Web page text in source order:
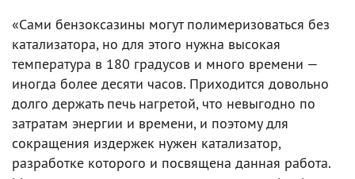
«Сами бензоксазины могут полимеризоваться без
катализатора, но для этого нужна высокая
температура в 180 градусов и много времени —
иногда более десяти часов. Приходится довольно
долго держать печь нагретой, что невыгодно по
затратам энергии и времени, и поэтому для
сокращения издержек нужен катализатор,
разработке которого и посвящена данная работа.